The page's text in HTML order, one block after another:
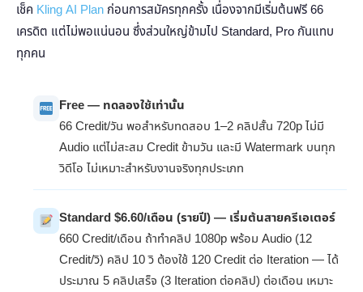
เช็ค Kling AI Plan ก่อนการสมัครทุกครั้ง เนื่องจากมีเริ่มต้นฟรี 66
เครดิต แต่ไม่พอแน่นอน ซึ่งส่วนใหญ่ข้ามไป Standard, Pro กันแทบ
ทุกคน
Free — ทดลองใช้เท่านั้น
66 Credit/วัน พอสำหรับทดสอบ 1–2 คลิปสั้น 720p ไม่มี
Audio แต่ไม่สะสม Credit ข้ามวัน และมี Watermark บนทุก
วิดีโอ ไม่เหมาะสำหรับงานจริงทุกประเภท
Standard $6.60/เดือน (รายปี) — เริ่มต้นสายครีเอเตอร์
660 Credit/เดือน ถ้าทำคลิป 1080p พร้อม Audio (12
Credit/วิ) คลิป 10 วิ ต้องใช้ 120 Credit ต่อ Iteration — ได้
ประมาณ 5 คลิปเสร็จ (3 Iteration ต่อคลิป) ต่อเดือน เหมาะ